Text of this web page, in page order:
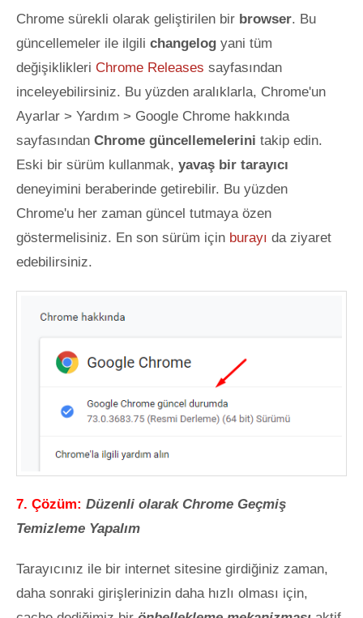
Chrome sürekli olarak geliştirilen bir browser. Bu
güncellemeler ile ilgili changelog yani tüm
değişiklikleri Chrome Releases sayfasından
inceleyebilirsiniz. Bu yüzden aralıklarla, Chrome'un
Ayarlar > Yardım > Google Chrome hakkında
sayfasından Chrome güncellemelerini takip edin.
Eski bir sürüm kullanmak, yavaş bir tarayıcı
deneyimini beraberinde getirebilir. Bu yüzden
Chrome'u her zaman güncel tutmaya özen
göstermelisiniz. En son sürüm için burayı da ziyaret
edebilirsiniz.
7. Çözüm: Düzenli olarak Chrome Geçmiş
Temizleme Yapalım
Tarayıcınız ile bir internet sitesine girdiğiniz zaman,
daha sonraki girişlerinizin daha hızlı olması için,